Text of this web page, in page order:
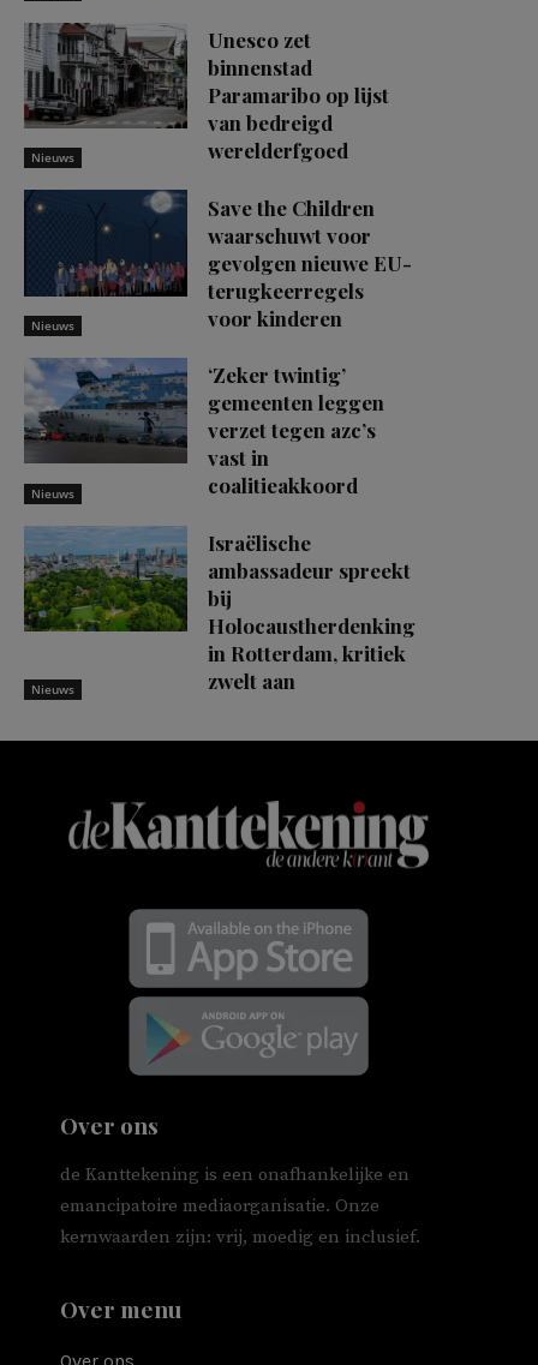
Nieuws
Unesco zet
binnenstad
Paramaribo op lijst
van bedreigd
werelderfgoed
Nieuws
Save the Children
waarschuwt voor
gevolgen nieuwe EU-
terugkeerregels
voor kinderen
Nieuws
‘Zeker twintig’
gemeenten leggen
verzet tegen azc’s
vast in
coalitieakkoord
Nieuws
Israëlische
ambassadeur spreekt
bij
Holocaustherdenking
in Rotterdam, kritiek
zwelt aan
Over ons
de Kanttekening is een onafhankelijke en
emancipatoire mediaorganisatie. Onze
kernwaarden zijn: vrij, moedig en inclusief.
Over menu
Over ons